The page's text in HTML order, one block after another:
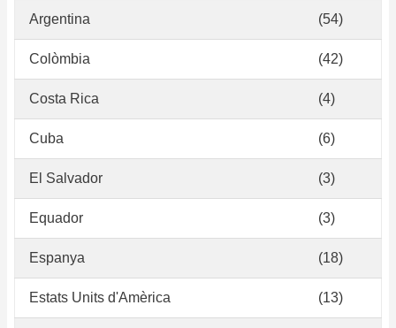
Argentina (54)
Colòmbia (42)
Costa Rica (4)
Cuba (6)
El Salvador (3)
Equador (3)
Espanya (18)
Estats Units d'Amèrica (13)